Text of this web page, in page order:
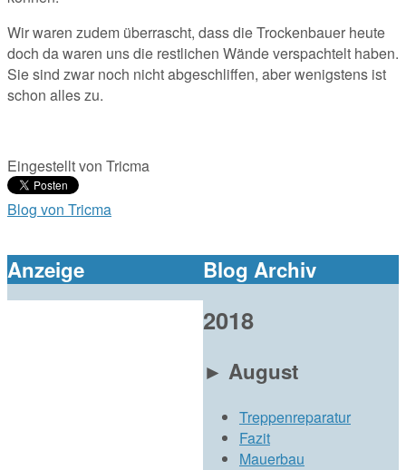
Wir waren zudem überrascht, dass die Trockenbauer heute
doch da waren uns die restlichen Wände verspachtelt haben.
Sie sind zwar noch nicht abgeschliffen, aber wenigstens ist
schon alles zu.
Eingestellt von Tricma
Blog von Tricma
Anzeige Blog Archiv
2018
► August
Treppenreparatur
Fazit
Mauerbau